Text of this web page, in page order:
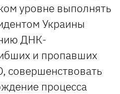
уровне выполнять
Украины
ДНК-
и пропавших
совершенствовать
процесса